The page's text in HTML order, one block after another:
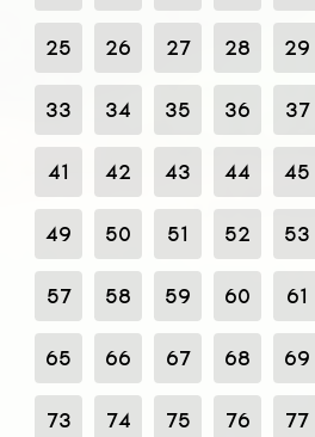
25 26 27 28 29
33 34 35 36 37
41 42 43 44 45
49 50 51 52 53
57 58 59 60 61
65 66 67 68 69
73 74 75 76 77